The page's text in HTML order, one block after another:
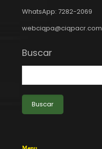
WhatsApp: 7282-2069
webciqpa@ciqpacr.com
Buscar
Buscar